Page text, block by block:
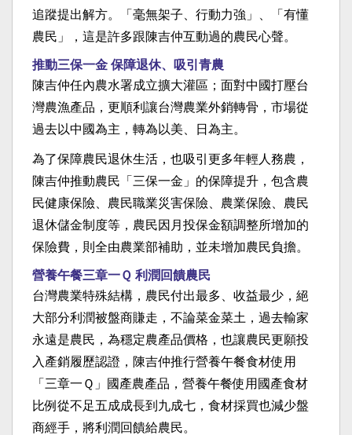
追蹤提出解方。「毫無架子、行動力強」、「有懂
農民」，這是許多跟陳吉仲互動過的農民心聲。
推動三保一金 保障退休、吸引青農
陳吉仲任內農水署成立擴大灌區；面對中國打壓台
灣農漁產品，更順利讓台灣農業外銷轉骨，市場從
過去以中國為主，轉為以美、日為主。
為了保障農民退休生活，也吸引更多年輕人務農，
陳吉仲推動農民「三保一金」的保障提升，包含農
民健康保險、農民職業災害保險、農業保險、農民
退休儲金制度等，農民因月投保金額調整所增加的
保險費，則全由農業部補助，並未增加農民負擔。
營養午餐三章一Ｑ 利潤回饋農民
台灣農業特殊結構，農民付出最多、收益最少，絕
大部分利潤被盤商賺走，不論菜金菜土，過去輸家
永遠是農民，為穩定農產品價格，也讓農民更願投
入產銷履歷認證，陳吉仲推行營養午餐食材使用
「三章一Ｑ」國產農產品，營養午餐使用國產食材
比例從不足五成成長到九成七，食材採買也減少盤
商經手，將利潤回饋給農民。